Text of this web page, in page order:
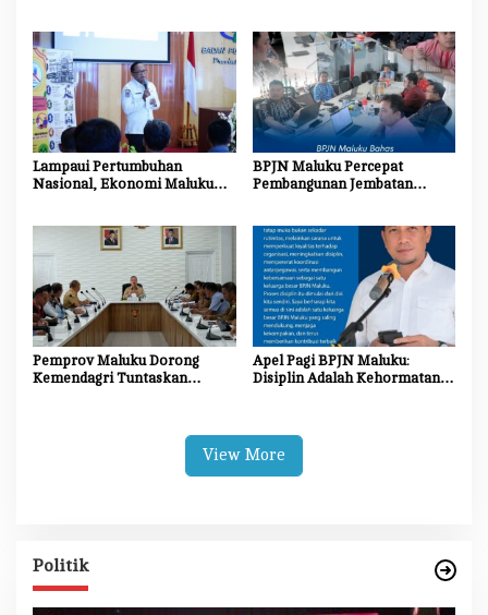
Lampaui Pertumbuhan
Nasional, Ekonomi Maluku
BPJN Maluku Percepat
Pembangunan Jembatan
Menghubungkan Harapan
Masyarakat Kepulauan
Pemprov Maluku Dorong
Kemendagri Tuntaskan
Apel Pagi BPJN Maluku:
Disiplin Adalah Kehormatan,
View More
Politik